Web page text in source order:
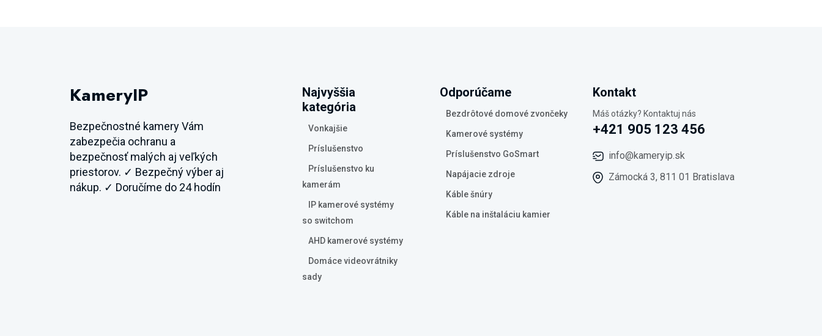
KameryIP
Bezpečnostné kamery Vám
zabezpečia ochranu a
bezpečnosť malých aj veľkých
priestorov. ✓ Bezpečný výber aj
nákup. ✓ Doručíme do 24 hodín
Najvyššia
kategória
Vonkajšie
Príslušenstvo
Príslušenstvo ku
kamerám
IP kamerové systémy
so switchom
AHD kamerové systémy
Domáce videovrátniky
sady
Odporúčame
Bezdrôtové domové zvončeky
Kamerové systémy
Príslušenstvo GoSmart
Napájacie zdroje
Káble šnúry
Káble na inštaláciu kamier
Kontakt
Máš otázky? Kontaktuj nás
+421 905 123 456
info@kameryip.sk
Zámocká 3, 811 01 Bratislava